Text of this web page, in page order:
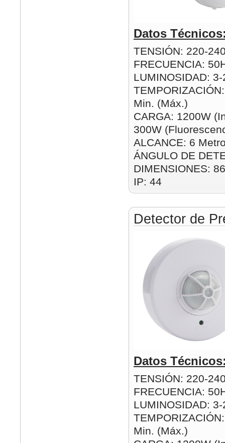
Datos
TENSIÓN: 220-
FRECUENCIA:
LUMINOSIDAD:
Min. (Máx.)
CARGA: 1200W
300W
ALCANCE: 6
ÁNGULO DE
DIMENSIONES:
IP: 44
Detector de
Datos
TENSIÓN: 220-
FRECUENCIA:
LUMINOSIDAD:
Min. (Máx.)